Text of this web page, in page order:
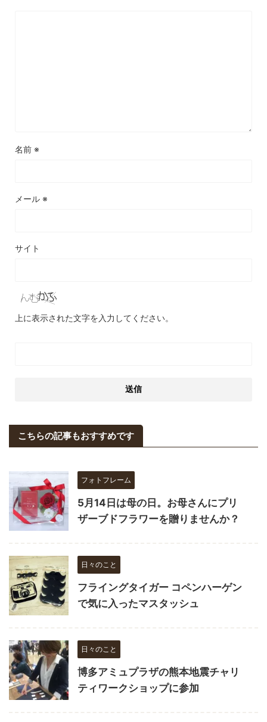
名前 ※
メール ※
サイト
上に表示された文字を入力してください。
こちらの記事もおすすめです
フォトフレーム
5月14日は母の日。お母さんにプリ
ザーブドフラワーを贈りませんか？
日々のこと
フライングタイガー コペンハーゲン
で気に入ったマスタッシュ
日々のこと
博多アミュプラザの熊本地震チャリ
ティワークショップに参加